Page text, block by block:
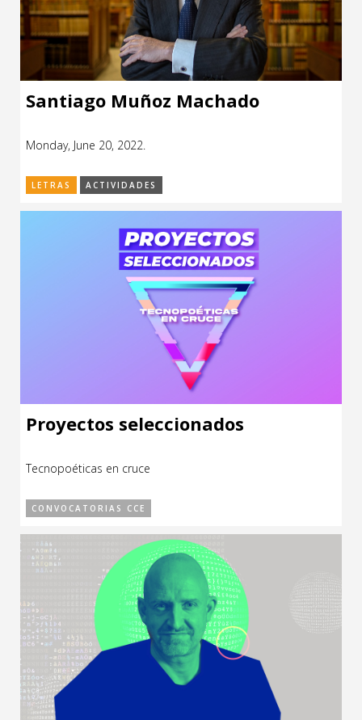
Santiago Muñoz Machado
Monday, June 20, 2022.
LETRAS ACTIVIDADES
Proyectos seleccionados
Tecnopoéticas en cruce
CONVOCATORIAS CCE